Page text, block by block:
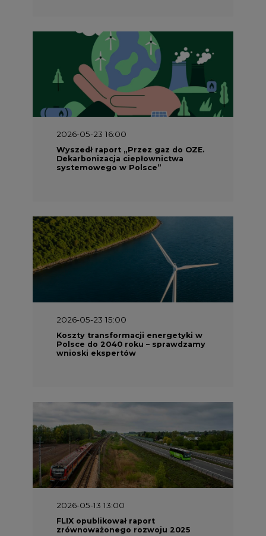
2026-05-23 16:00
Wyszedł raport „Przez gaz do OZE.
Dekarbonizacja ciepłownictwa
systemowego w Polsce”
2026-05-23 15:00
Koszty transformacji energetyki w
Polsce do 2040 roku – sprawdzamy
wnioski ekspertów
2026-05-13 13:00
FLIX opublikował raport
zrównoważonego rozwoju 2025